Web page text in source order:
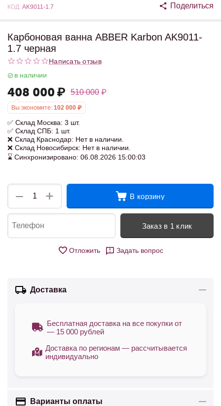
КОД: AK9011-1.7 Поделиться
Карбоновая ванна ABBER Karbon AK9011-
1.7 черная
Написать отзыв
в наличии
408 000 ₽ 510 000 ₽
Вы экономите: 102 000 ₽
✅ Склад Москва: 3 шт.
✅ Склад СПБ: 1 шт.
❌ Склад Краснодар: Нет в наличии.
❌ Склад Новосибирск: Нет в наличии.
⌛ Синхронизировано: 06.08.2026 15:00:03
+
− В корзину
Заказ в 1 клик
Отложить Задать вопрос
Доставка
Бесплатная доставка на все покупки от
— 15 000 рублей
Доставка по регионам — рассчитывается
индивидуально
Варианты оплаты